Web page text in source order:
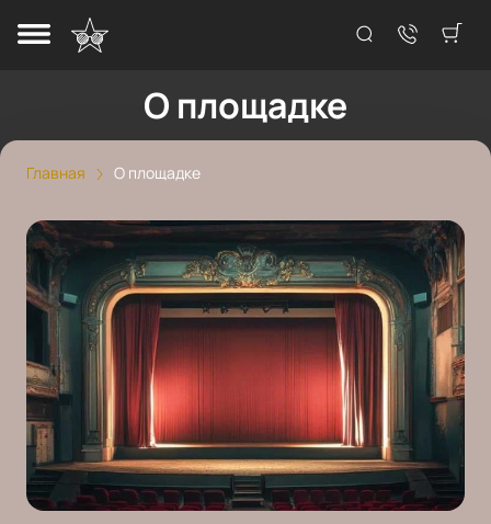
О площадке
Главная О площадке